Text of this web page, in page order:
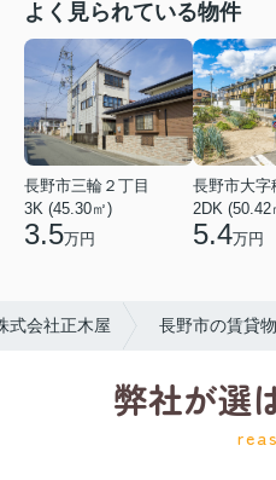
よく見られている物件
長野市三輪２丁目
3K (45.30㎡)
3.5万円
長野市大字
2DK (50.42
5.4万円
式会社正木屋 長野市の賃貸
弊社が選